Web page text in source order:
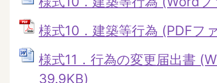
様式10．建築等行為 (PDFフ
様式11．行為の変更届出書
39.9KB)